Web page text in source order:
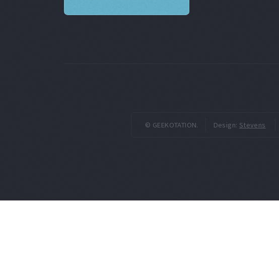
© GEEKOTATION. Design: Stevens